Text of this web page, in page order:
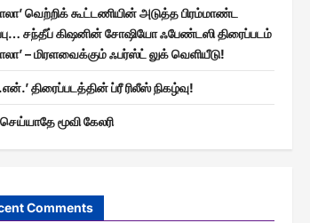
வெற்றிக் கூட்டணியின் அடுத்த பிரம்மாண்ட
சந்தீப் கிஷனின் சோஷியோ ஃபேண்டஸி திரைப்படம்
– மிரளவைக்கும் ஃபர்ஸ்ட் லுக் வெளியீடு!
திரைப்படத்தின் ப்ரீ ரிலீஸ் நிகழ்வு!
மூவி கேலரி
Comments